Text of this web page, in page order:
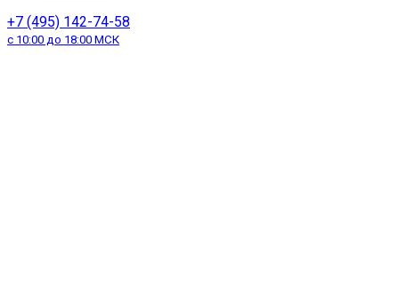
+7 (495) 142-74-58
с 10:00 до 18:00 МСК